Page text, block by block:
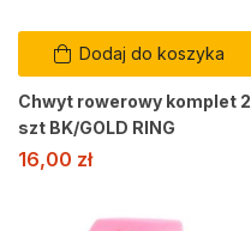
Dodaj do koszyka
Chwyt rowerowy komplet 2
szt BK/GOLD RING
16,00 zł